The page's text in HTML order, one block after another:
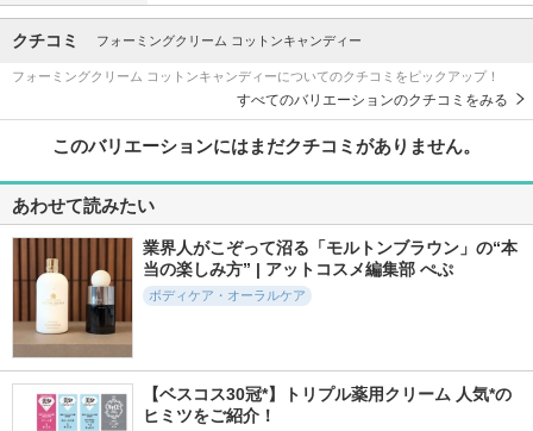
クチコミ フォーミングクリーム コットンキャンディー
フォーミングクリーム コットンキャンディーについてのクチコミをピックアップ！
すべてのバリエーションのクチコミをみる
このバリエーションにはまだクチコミがありません。
あわせて読みたい
業界人がこぞって沼る「モルトンブラウン」の“本
当の楽しみ方” | アットコスメ編集部 ぺぷ
ボディケア・オーラルケア
【ベスコス30冠*】トリプル薬用クリーム 人気*の
ヒミツをご紹介！